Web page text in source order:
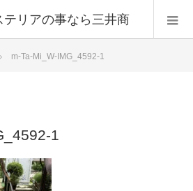
m-Ta-Mi_W-IMG_4592-1
1